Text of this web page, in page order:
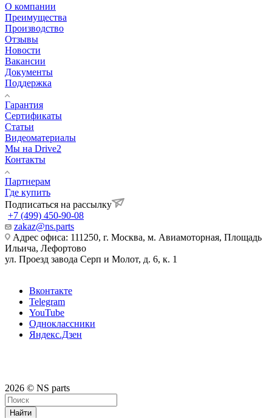
О компании
Преимущества
Производство
Отзывы
Новости
Вакансии
Документы
Поддержка
Гарантия
Сертификаты
Статьи
Видеоматериалы
Мы на Drive2
Контакты
Партнерам
Где купить
Подписаться на рассылку
+7 (499) 450-90-08
zakaz@ns.parts
Адрес офиса: 111250, г. Москва, м. Авиамоторная, Площадь
Ильича, Лефортово
ул. Проезд завода Серп и Молот, д. 6, к. 1
Вконтакте
Telegram
YouTube
Одноклассники
Яндекс.Дзен
2026 © NS parts
Найти